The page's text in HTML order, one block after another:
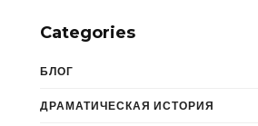
Categories
БЛОГ
ДРАМАТИЧЕСКАЯ ИСТОРИЯ